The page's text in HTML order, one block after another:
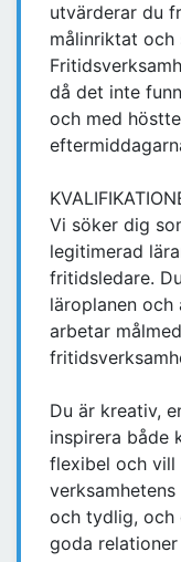
utvärderar du
målinriktat
då det inte
och med
Vi söker dig
legitimerad
fritidsledare.
läroplanen
arbetar
Du är kreativ,
inspirera både
flexibel och
och tydlig, och
goda